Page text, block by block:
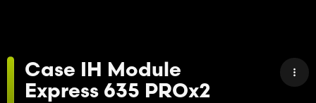
Case IH Module
Express 635 PROx2